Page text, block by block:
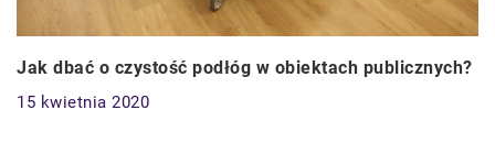
Jak dbać o czystość podłóg w obiektach publicznych?
15 kwietnia 2020